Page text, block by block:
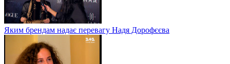
Яким брендам надає перевагу Надя Дорофєєва